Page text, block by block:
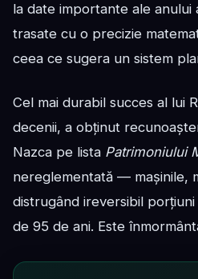
la date importante ale
trasate cu o precizie
ceea ce sugera un sistem
Cel mai durabil succes al lui
decenii, a obținut
Nazca pe lista Patrimoniului
nereglementată — mașinile,
distrugând ireversibil
de 95 de ani. Este